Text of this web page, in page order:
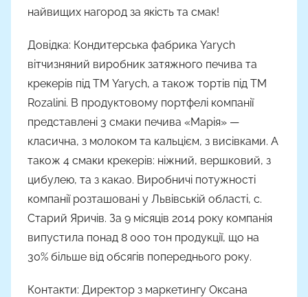
найвищих нагород за якість та смак!
Довідка: Кондитерська фабрика Yarych
вітчизняний виробник затяжного печива та
крекерів під ТМ Yarych, а також тортів під ТМ
Rozalini. В продуктовому портфелі компанії
представлені 3 смаки печива «Марія» —
класична, з молоком та кальцієм, з висівками. А
також 4 смаки крекерів: ніжний, вершковий, з
цибулею, та з какао. Виробничі потужності
компанії розташовані у Львівській області, с.
Старий Яричів. За 9 місяців 2014 року компанія
випустила понад 8 000 тон продукції, що на
30% більше від обсягів попереднього року.
Контакти: Директор з маркетингу Оксана